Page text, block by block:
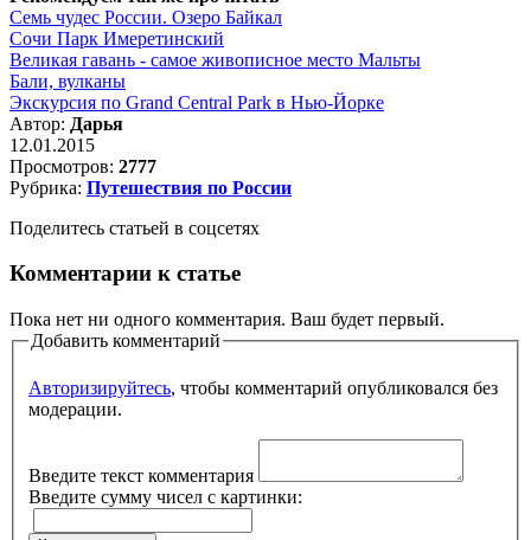
Семь чудес России. Озеро Байкал
Сочи Парк Имеретинский
Великая гавань - самое живописное место Мальты
Бали, вулканы
Экскурсия по Grand Central Park в Нью-Йорке
Автор: Дарья
12.01.2015
Просмотров: 2777
Рубрика: Путешествия по России
Поделитесь статьей в соцсетях
Комментарии к статье
Пока нет ни одного комментария. Ваш будет первый.
Добавить комментарий
Авторизируйтесь, чтобы комментарий опубликовался без
модерации.
Введите текст комментария
Введите сумму чисел с картинки: